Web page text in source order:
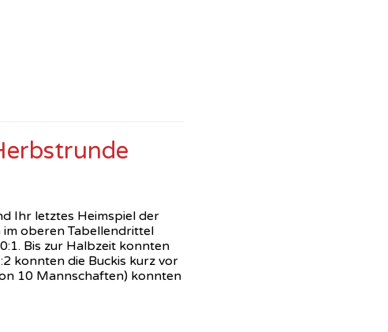
Ihr letztes Heimspiel der
im oberen Tabellendrittel
Bis zur Halbzeit konnten
konnten die Buckis kurz vor
10 Mannschaften) konnten